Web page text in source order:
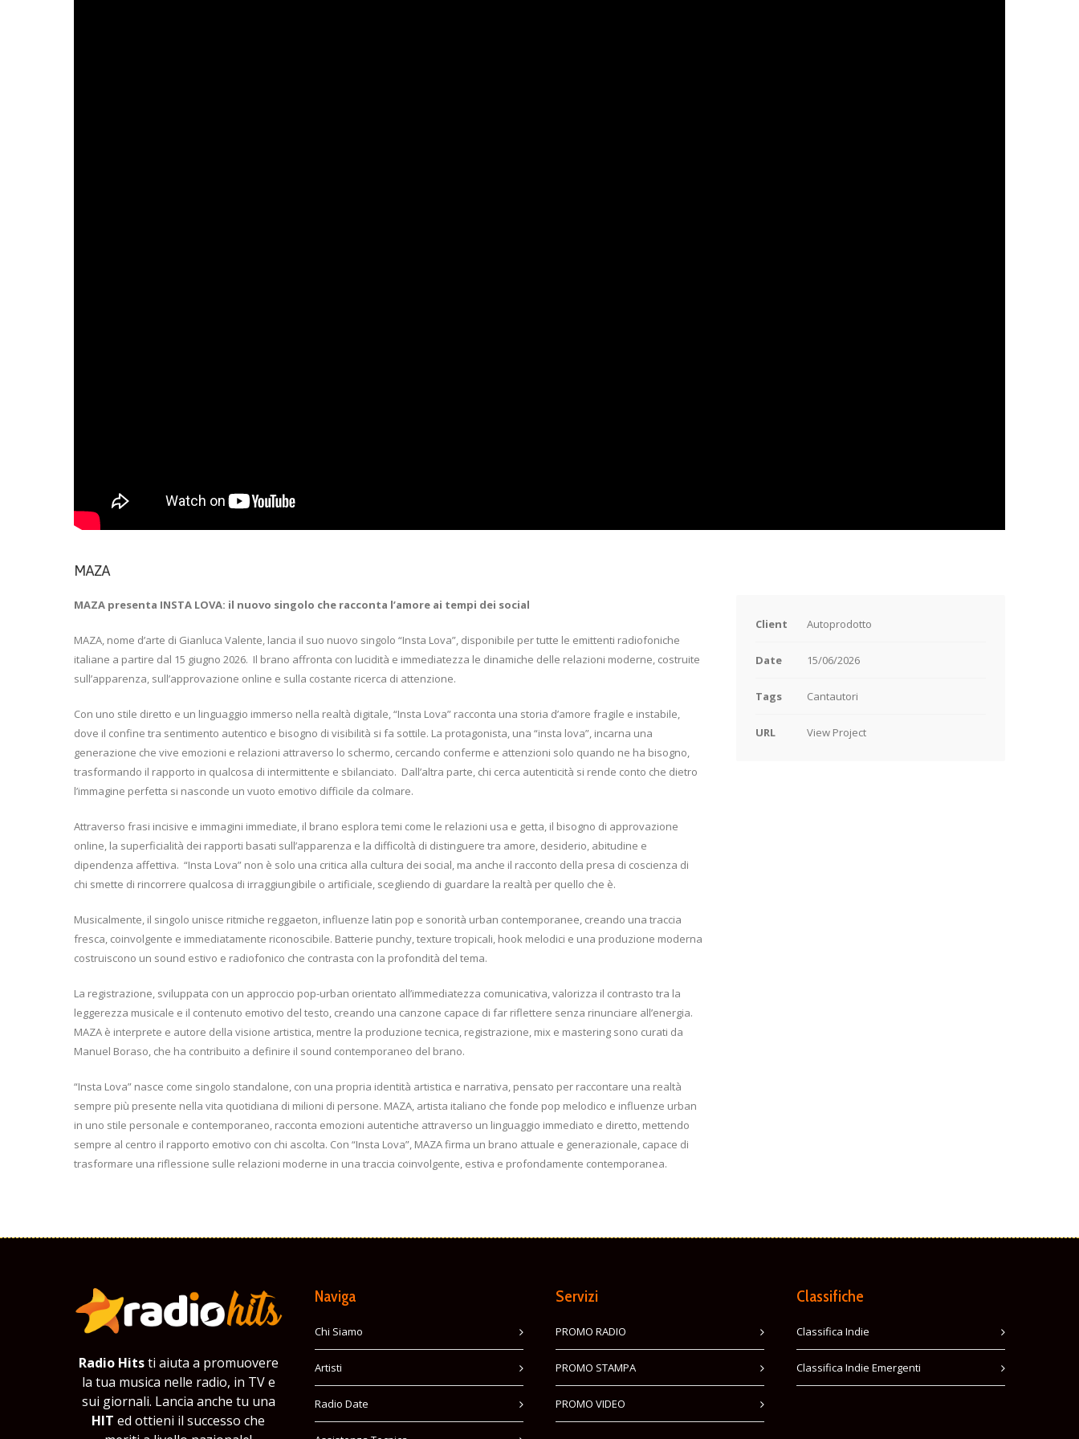
MAZA
MAZA presenta INSTA LOVA: il nuovo singolo che racconta l’amore ai tempi dei social
MAZA, nome d’arte di Gianluca Valente, lancia il suo nuovo singolo “Insta Lova”, disponibile per tutte le emittenti radiofoniche
italiane a partire dal 15 giugno 2026. Il brano affronta con lucidità e immediatezza le dinamiche delle relazioni moderne, costruite
sull’apparenza, sull’approvazione online e sulla costante ricerca di attenzione.
Con uno stile diretto e un linguaggio immerso nella realtà digitale, “Insta Lova” racconta una storia d’amore fragile e instabile,
dove il confine tra sentimento autentico e bisogno di visibilità si fa sottile. La protagonista, una “insta lova”, incarna una
generazione che vive emozioni e relazioni attraverso lo schermo, cercando conferme e attenzioni solo quando ne ha bisogno,
trasformando il rapporto in qualcosa di intermittente e sbilanciato. Dall’altra parte, chi cerca autenticità si rende conto che dietro
l’immagine perfetta si nasconde un vuoto emotivo difficile da colmare.
Attraverso frasi incisive e immagini immediate, il brano esplora temi come le relazioni usa e getta, il bisogno di approvazione
online, la superficialità dei rapporti basati sull’apparenza e la difficoltà di distinguere tra amore, desiderio, abitudine e
dipendenza affettiva. “Insta Lova” non è solo una critica alla cultura dei social, ma anche il racconto della presa di coscienza di
chi smette di rincorrere qualcosa di irraggiungibile o artificiale, scegliendo di guardare la realtà per quello che è.
Musicalmente, il singolo unisce ritmiche reggaeton, influenze latin pop e sonorità urban contemporanee, creando una traccia
fresca, coinvolgente e immediatamente riconoscibile. Batterie punchy, texture tropicali, hook melodici e una produzione moderna
costruiscono un sound estivo e radiofonico che contrasta con la profondità del tema.
La registrazione, sviluppata con un approccio pop-urban orientato all’immediatezza comunicativa, valorizza il contrasto tra la
leggerezza musicale e il contenuto emotivo del testo, creando una canzone capace di far riflettere senza rinunciare all’energia.
MAZA è interprete e autore della visione artistica, mentre la produzione tecnica, registrazione, mix e mastering sono curati da
Manuel Boraso, che ha contribuito a definire il sound contemporaneo del brano.
“Insta Lova” nasce come singolo standalone, con una propria identità artistica e narrativa, pensato per raccontare una realtà
sempre più presente nella vita quotidiana di milioni di persone. MAZA, artista italiano che fonde pop melodico e influenze urban
in uno stile personale e contemporaneo, racconta emozioni autentiche attraverso un linguaggio immediato e diretto, mettendo
sempre al centro il rapporto emotivo con chi ascolta. Con “Insta Lova”, MAZA firma un brano attuale e generazionale, capace di
trasformare una riflessione sulle relazioni moderne in una traccia coinvolgente, estiva e profondamente contemporanea.
Client Autoprodotto
Date 15/06/2026
Tags Cantautori
URL View Project
Radio Hitsti aiuta a promuovere
la tua musica nelle radio, in TV e
sui giornali. Lancia anche tu una
HIT ed ottieni il successo che
Naviga
Chi Siamo
Artisti
Radio Date
Servizi
PROMO RADIO
PROMO STAMPA
PROMO VIDEO
Classifiche
Classifica Indie
Classifica Indie Emergenti